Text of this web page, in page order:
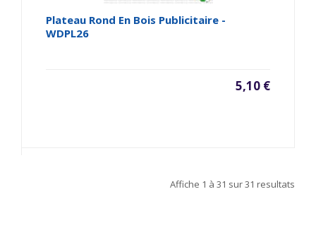
Plateau Rond En Bois Publicitaire -
WDPL26
5,10 €
Affiche 1 à 31 sur31 resultats